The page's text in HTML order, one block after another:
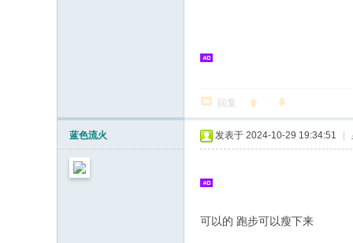
回复
蓝色流火 发表于 2024-10-29 19:34:51
可以的 跑步可以瘦下来